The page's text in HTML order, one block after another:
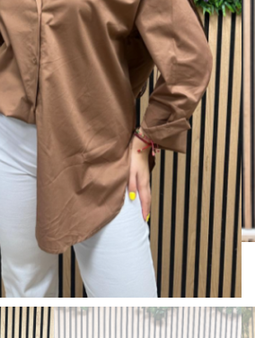
BOLSOS Y MONEDEROS
CALZADO
COMPLEMENTOS
TECNOLOGIA
HOGAR
TARJETAS REGALO